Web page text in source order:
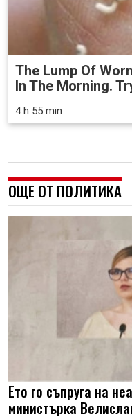
The Lump Of
In The Morning.
4 h 55 min
ОЩЕ ОТ ПОЛИТИКА
Ето го съпруга на
министърка